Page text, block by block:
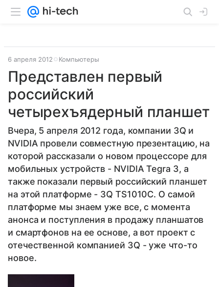
6 апреля 2012 Компьютеры
Представлен первый
российский
четырехъядерный планшет
Вчера, 5 апреля 2012 года, компании 3Q и
NVIDIA провели совместную презентацию, на
которой рассказали о новом процессоре для
мобильных устройств - NVIDIA Tegra 3, а
также показали первый российский планшет
на этой платформе - 3Q TS1010C. О самой
платформе мы знаем уже все, с момента
анонса и поступления в продажу планшатов
и смартфонов на ее основе, а вот проект с
отечественной компанией 3Q - уже что-то
новое.